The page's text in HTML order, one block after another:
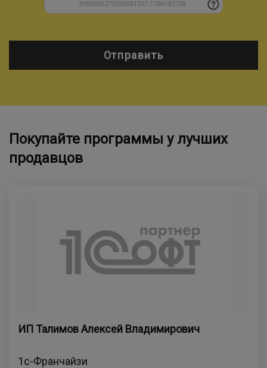
Отправить
Покупайте программы у лучших
продавцов
ИП Талимов Алексей Владимирович
1с-Франчайзи